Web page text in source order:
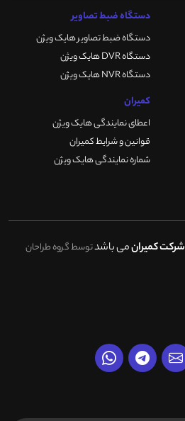
دستگاه ضبط تصاویر
دستگاه ضبط تصاویر هایک ویژن
دستگاه DVR هایک ویژن
دستگاه NVR هایک ویژن
کمیران
اعطای نمایندگی هایک ویژن
قوانین و شرایط کمیران
شماره نمایندگی هایک ویژن
شرکت کمیرانمی باشدتوسط گروه طراحان